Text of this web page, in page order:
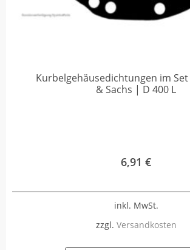
Kurbelgehäusedichtungen im
& Sachs | D 400 L
6,91 €
inkl. MwSt.
zzgl. Versandkosten